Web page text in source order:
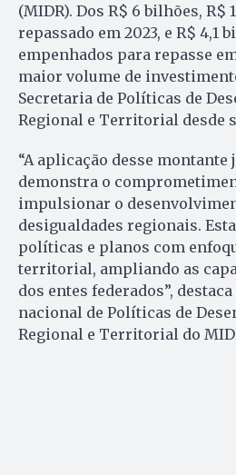
(MIDR). Dos R$ 6 bilhões, R$
repassado em 2023, e R$ 4,1
empenhados para repasse
maior volume de
Secretaria de Políticas de
Regional e Territorial desde
“A aplicação desse
demonstra o
impulsionar o
desigualdades regionais.
políticas e planos com
territorial, ampliando as
dos entes federados”,
nacional de Políticas de
Regional e Territorial do